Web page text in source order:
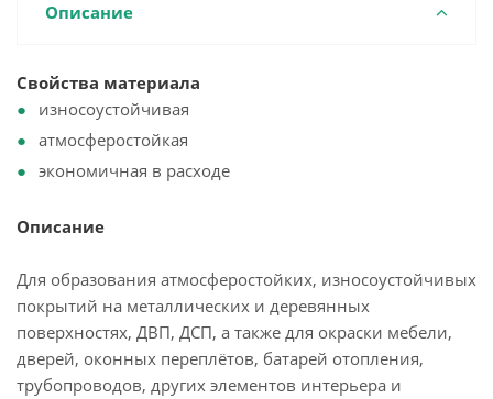
Описание
Свойства материала
износоустойчивая
атмосферостойкая
экономичная в расходе
Описание
Для образования атмосферостойких, износоустойчивых
покрытий на металлических и деревянных
поверхностях, ДВП, ДСП, а также для окраски мебели,
дверей, оконных переплётов, батарей отопления,
трубопроводов, других элементов интерьера и